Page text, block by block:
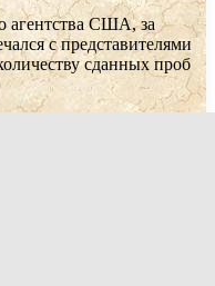
агентства США, за
с представителями
сданных проб